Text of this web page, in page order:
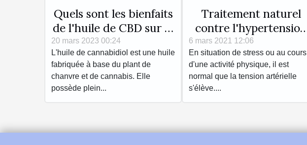
Quels sont les bienfaits
de l'huile de CBD sur la
santé ?
20 mars 2023 00:24
L'huile de cannabidiol est une huile
fabriquée à base du plant de
chanvre et de cannabis. Elle
possède plein...
Traitement naturel
contre l'hypertension
artérielle
6 mars 2021 12:06
En situation de stress ou au cours
d'une activité physique, il est
normal que la tension artérielle
s'élève....